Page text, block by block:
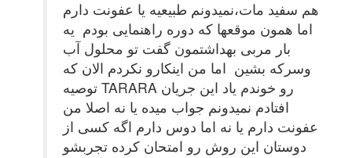
هم سفید مات،نمیدونم طبیعیه یا عفونت دارم
اما همون موقعها که دوره راهنمایی بودم یه
بار مربی بهداشتمون گفت تو محلول آب
وسرکه بشین اما من اینکارو نکردم الان که
توصیه TARARA رو خوندم یاد این جریان
افتادم نمیدونم جواب میده یا نه اصلا من
عفونت دارم یا نه اما دوس دارم اگه کسی از
دوستان این روش رو امتحان کرده تجربشو